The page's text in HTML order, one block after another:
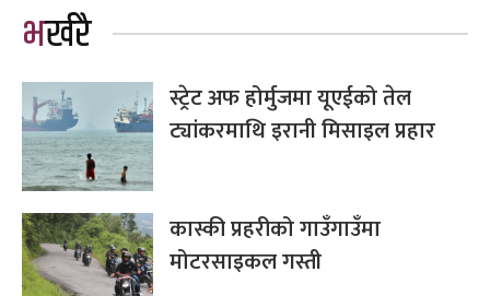
भर्खरै
स्ट्रेट अफ होर्मुजमा यूएईको तेल
ट्यांकरमाथि इरानी मिसाइल प्रहार
कास्की प्रहरीको गाउँगाउँमा
मोटरसाइकल गस्ती